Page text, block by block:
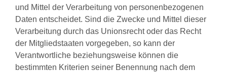
und Mittel der Verarbeitung von personenbezogenen
Daten entscheidet. Sind die Zwecke und Mittel dieser
Verarbeitung durch das Unionsrecht oder das Recht
der Mitgliedstaaten vorgegeben, so kann der
Verantwortliche beziehungsweise können die
bestimmten Kriterien seiner Benennung nach dem